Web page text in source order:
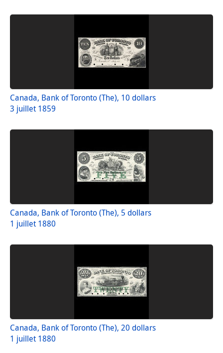
Canada, Bank of Toronto (The), 10 dollars
3 juillet 1859
Canada, Bank of Toronto (The), 5 dollars
1 juillet 1880
Canada, Bank of Toronto (The), 20 dollars
1 juillet 1880